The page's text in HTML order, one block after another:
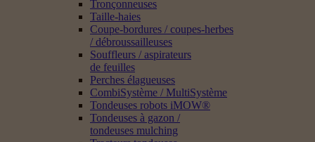
Tronçonneuses
Taille-haies
Coupe-bordures / coupes-herbes
/ débroussailleuses
Souffleurs / aspirateurs
de feuilles
Perches élagueuses
CombiSystème / MultiSystème
Tondeuses robots iMOW®
Tondeuses à gazon /
tondeuses mulching